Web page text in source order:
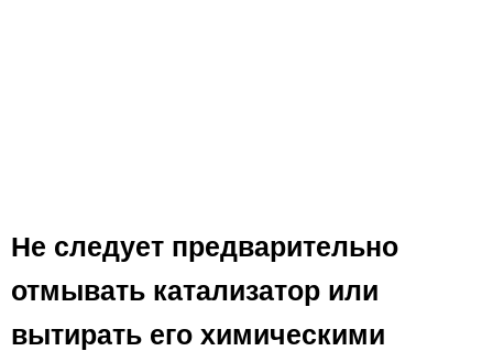
Не следует предварительно
отмывать катализатор или
вытирать его химическими